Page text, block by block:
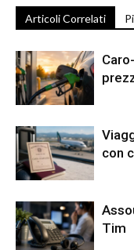
Articoli Correlati
con
Tim